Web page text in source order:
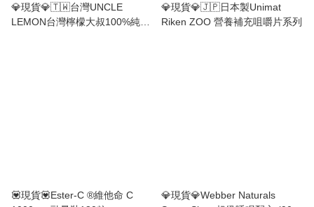
💎現貨💎🇹🇼台灣UNCLE
LEMON台灣檸檬大叔100%純檸
💎現貨💎🇯🇵日本製Unimat
Riken ZOO 營養補充咀嚼片系列
💟現貨💟Ester-C ®️維他命 C
💎現貨💎Webber Naturals